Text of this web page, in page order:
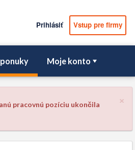
Prihlásiť Vstup pre firmy
Moje konto
×
pracovnú pozíciu ukončila